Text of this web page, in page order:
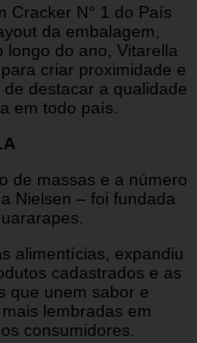
Cracker N° 1 do País
da embalagem,
longo do ano, Vitarella
criar proximidade e
destacar a qualidade
em todo país.
de massas e a número
Nielsen – foi fundada
alimentícias, expandiu
cadastrados e as
que unem sabor e
lembradas em
consumidores.